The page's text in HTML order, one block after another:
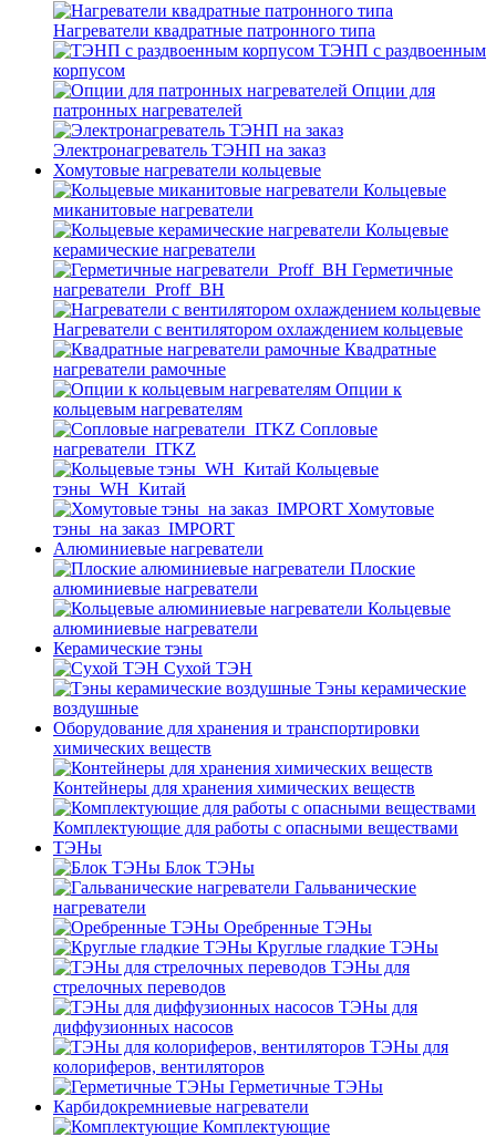
Нагреватели квадратные патронного типа
ТЭНП с раздвоенным
корпусом
Опции для
патронных нагревателей
Электронагреватель ТЭНП на заказ
Хомутовые нагреватели кольцевые
Кольцевые
миканитовые нагреватели
Кольцевые
керамические нагреватели
Герметичные
нагреватели_Proff_BH
Нагреватели с вентилятором охлаждением кольцевые
Квадратные
нагреватели рамочные
Опции к
кольцевым нагревателям
Cопловые
нагреватели_ITKZ
Кольцевые
тэны_WH_Китай
Хомутовые
тэны_на заказ_IMPORT
Алюминиевые нагреватели
Плоские
алюминиевые нагреватели
Кольцевые
алюминиевые нагреватели
Керамические тэны
Сухой ТЭН
Тэны керамические
воздушные
Оборудование для хранения и транспортировки
химических веществ
Контейнеры для хранения химических веществ
Комплектующие для работы с опасными веществами
ТЭНы
Блок ТЭНы
Гальванические
нагреватели
Оребренные ТЭНы
Круглые гладкие ТЭНы
ТЭНы для
стрелочных переводов
ТЭНы для
диффузионных насосов
ТЭНы для
колориферов, вентиляторов
Герметичные ТЭНы
Карбидокремниевые нагреватели
Комплектующие